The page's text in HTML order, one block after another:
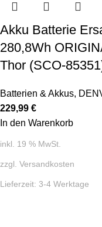
Akku Batterie
280,8Wh
Thor (SCO-
Batterien & Akkus,
229,99 €
In den Warenkorb
inkl. 19 % MwSt.
zzgl. Versandkosten
Lieferzeit: 3-4 Werktage